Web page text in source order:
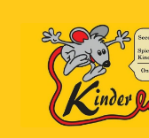
Navigation
springen
Zum
Inhalt
springen